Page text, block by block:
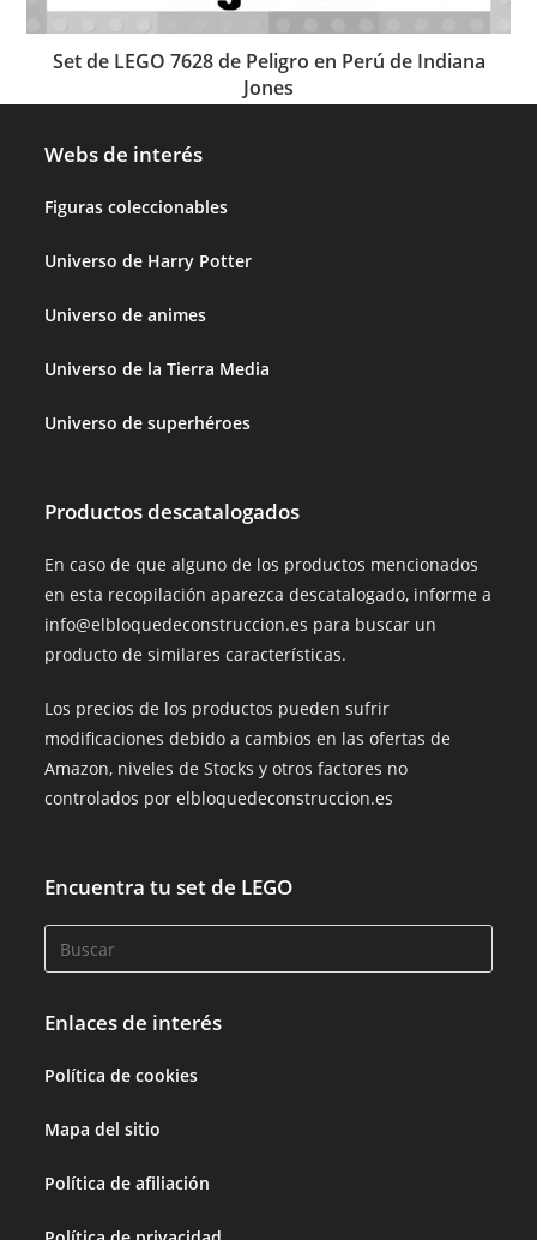
Set de LEGO 7628 de Peligro en Perú de Indiana
Jones
Webs de interés
Figuras coleccionables
Universo de Harry Potter
Universo de animes
Universo de la Tierra Media
Universo de superhéroes
Productos descatalogados
En caso de que alguno de los productos mencionados
en esta recopilación aparezca descatalogado, informe a
info@elbloquedeconstruccion.es para buscar un
producto de similares características.
Los precios de los productos pueden sufrir
modificaciones debido a cambios en las ofertas de
Amazon, niveles de Stocks y otros factores no
controlados por elbloquedeconstruccion.es
Encuentra tu set de LEGO
Enlaces de interés
Política de cookies
Mapa del sitio
Política de afiliación